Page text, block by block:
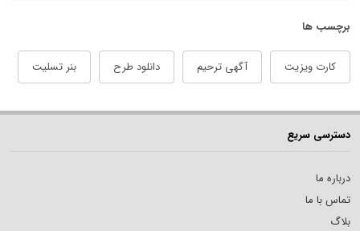
برچسب ها
کارت ویزیت آگهی ترحیم دانلود طرح بنر تسلیت
دسترسی سریع
درباره ما
تماس با ما
بلاگ